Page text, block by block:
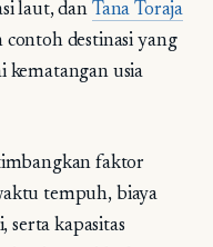
laut, dan Tana Toraja
destinasi yang
kematangan usia
faktor
tempuh, biaya
serta kapasitas